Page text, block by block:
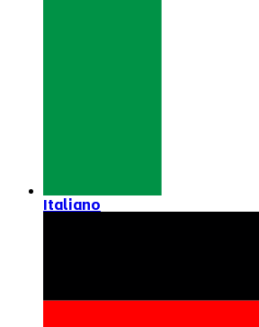
Italiano